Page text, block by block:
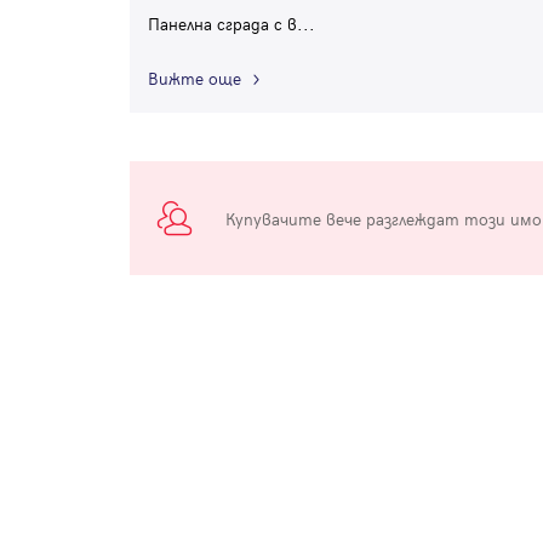
Панелна сграда с в...
Вижте още
Купувачите вече разглеждат този